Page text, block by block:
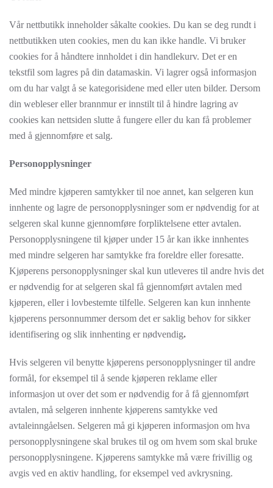
Vår nettbutikk inneholder såkalte cookies. Du kan se deg rundt i
nettbutikken uten cookies, men du kan ikke handle. Vi bruker
cookies for å håndtere innholdet i din handlekurv. Det er en
tekstfil som lagres på din datamaskin. Vi lagrer også informasjon
om du har valgt å se kategorisidene med eller uten bilder. Dersom
din webleser eller brannmur er innstilt til å hindre lagring av
cookies kan nettsiden slutte å fungere eller du kan få problemer
med å gjennomføre et salg.
Personopplysninger
Med mindre kjøperen samtykker til noe annet, kan selgeren kun
innhente og lagre de personopplysninger som er nødvendig for at
selgeren skal kunne gjennomføre forpliktelsene etter avtalen.
Personopplysningene til kjøper under 15 år kan ikke innhentes
med mindre selgeren har samtykke fra foreldre eller foresatte.
Kjøperens personopplysninger skal kun utleveres til andre hvis det
er nødvendig for at selgeren skal få gjennomført avtalen med
kjøperen, eller i lovbestemte tilfelle. Selgeren kan kun innhente
kjøperens personnummer dersom det er saklig behov for sikker
identifisering og slik innhenting er nødvendig.
Hvis selgeren vil benytte kjøperens personopplysninger til andre
formål, for eksempel til å sende kjøperen reklame eller
informasjon ut over det som er nødvendig for å få gjennomført
avtalen, må selgeren innhente kjøperens samtykke ved
avtaleinngåelsen. Selgeren må gi kjøperen informasjon om hva
personopplysningene skal brukes til og om hvem som skal bruke
personopplysningene. Kjøperens samtykke må være frivillig og
avgis ved en aktiv handling, for eksempel ved avkrysning.